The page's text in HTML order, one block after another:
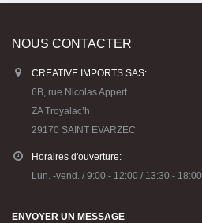
NOUS CONTACTER
CREATIVE IMPORTS SAS:
6B, rue Nicolas Appert
ZA Troyalac’h
29170 SAINT EVARZEC
Horaires d'ouverture:
Lun. -vend. / 9:00 - 12:00 / 13:30 - 18:00
ENVOYER UN MESSAGE